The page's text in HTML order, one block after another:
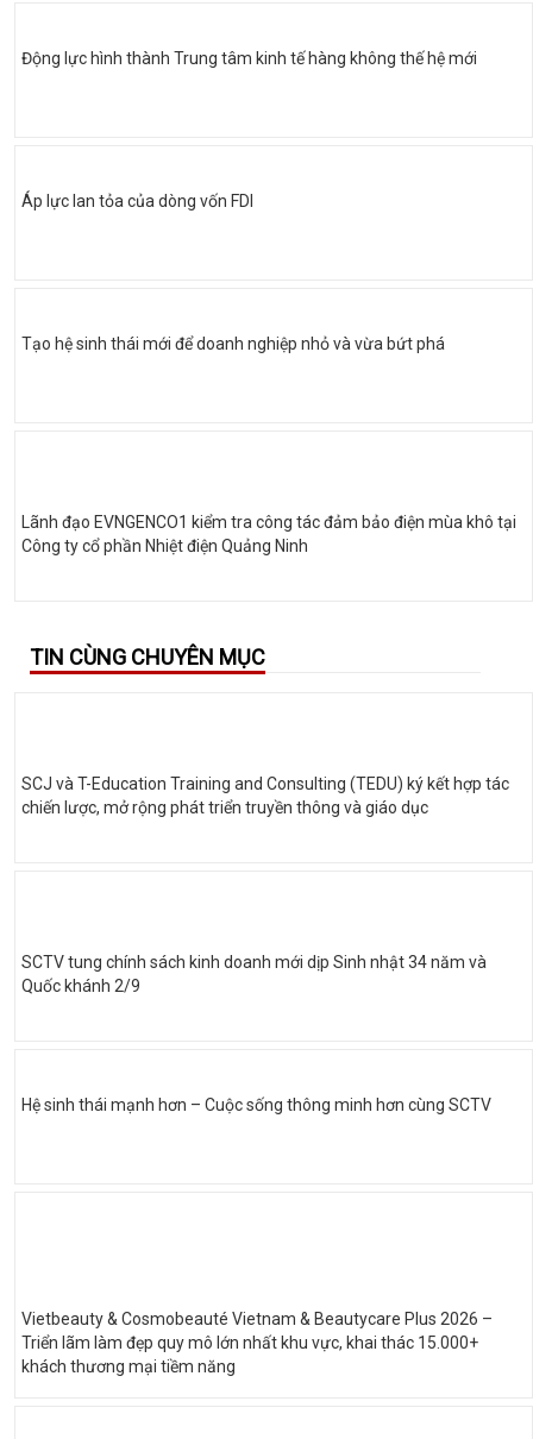
Động lực hình thành Trung tâm kinh tế hàng không thế hệ mới
Áp lực lan tỏa của dòng vốn FDI
Tạo hệ sinh thái mới để doanh nghiệp nhỏ và vừa bứt phá
Lãnh đạo EVNGENCO1 kiểm tra công tác đảm bảo điện mùa khô tại
Công ty cổ phần Nhiệt điện Quảng Ninh
TIN CÙNG CHUYÊN MỤC
SCJ và T-Education Training and Consulting (TEDU) ký kết hợp tác
chiến lược, mở rộng phát triển truyền thông và giáo dục
SCTV tung chính sách kinh doanh mới dịp Sinh nhật 34 năm và
Quốc khánh 2/9
Hệ sinh thái mạnh hơn – Cuộc sống thông minh hơn cùng SCTV
Vietbeauty & Cosmobeauté Vietnam & Beautycare Plus 2026 –
Triển lãm làm đẹp quy mô lớn nhất khu vực, khai thác 15.000+
khách thương mại tiềm năng